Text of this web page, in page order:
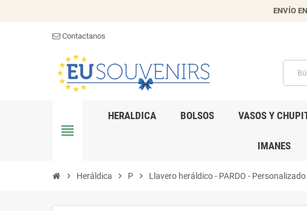
ENVÍO
Contactanos
view_headline
HERALDICA BOLSOS VASOS Y
IMANES
chevron_right Heráldica chevron_right P chevron_right Llavero heráldico - PARDO -